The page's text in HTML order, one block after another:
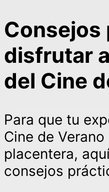
Consejos
disfrutar
del Cine
Para que tu
Cine de
placentera,
consejos